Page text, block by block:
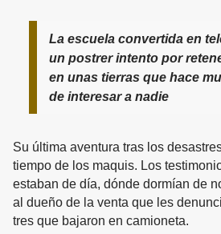
La escuela convertida en
un postrer intento por
en unas tierras que hace
de interesar a nadie
Su última aventura tras los
tiempo de los maquis. Los
estaban de día, dónde dormían de
al dueño de la venta que les
tres que bajaron en camioneta.